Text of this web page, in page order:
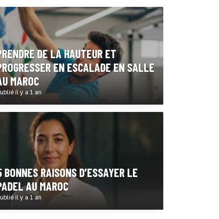
DE LA HAUTEUR ET
EN ESCALADE EN SALLE
MAROC
il y a 1 an
BONNES RAISONS D’ESSAYER LE
AU MAROC
il y a 1 an